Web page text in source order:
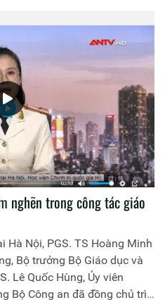
nghẽn trong công tác giáo
Hà Nội, PGS. TS Hoàng Minh
Bộ trưởng Bộ Giáo dục và
Lê Quốc Hùng, Ủy viên
Bộ Công an đã đồng chủ trì